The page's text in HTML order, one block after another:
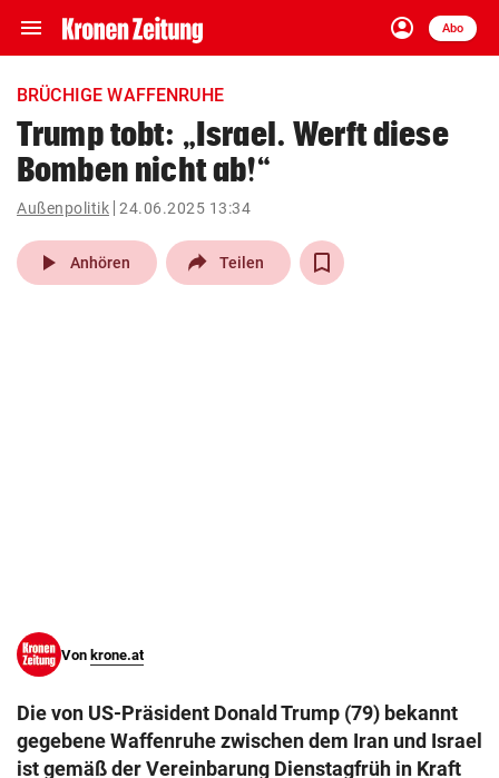
menu Navigation
ein-/ausklappen
account_circle
Anmelden
Abo
close Schließen
account_circle Anmelden
pin_drop
Wien arrow_right
BRÜCHIGE WAFFENRUHE
Trump tobt: „Israel. Werft diese
Bomben nicht ab!“
Außenpolitik 24.06.2025 13:34
play_arrow Anhören Teilen
Von krone.at
Die von US-Präsident Donald Trump (79) bekannt
gegebene Waffenruhe zwischen dem Iran und Israel
ist gemäß der Vereinbarung Dienstagfrüh in Kraft